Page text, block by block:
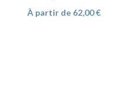
À partir de 62,00€